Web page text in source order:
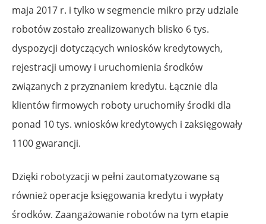
maja 2017 r. i tylko w segmencie mikro przy udziale
robotów zostało zrealizowanych blisko 6 tys.
dyspozycji dotyczących wniosków kredytowych,
rejestracji umowy i uruchomienia środków
związanych z przyznaniem kredytu. Łącznie dla
klientów firmowych roboty uruchomiły środki dla
ponad 10 tys. wniosków kredytowych i zaksięgowały
1100 gwarancji.
Dzięki robotyzacji w pełni zautomatyzowane są
również operacje księgowania kredytu i wypłaty
środków. Zaangażowanie robotów na tym etapie